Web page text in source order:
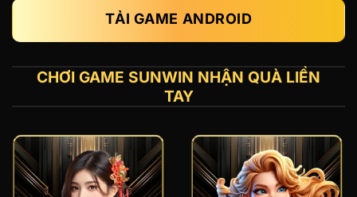
TẢI GAME ANDROID
CHƠI GAME SUNWIN NHẬN QUÀ LIỀN
TAY